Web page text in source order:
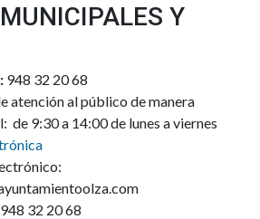
Y
948 32 20 68
atención al público de manera
de 9:30 a 14:00 de lunes a viernes
32 20 68